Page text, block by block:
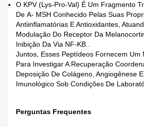
O KPV (Lys-Pro-Val) É Um Fragmento
De Α- MSH Conhecido Pelas Suas
Antiinflamatórias E Antioxidantes,
Modulação Do Receptor Da
Inibição Da Via NF-ΚB..
Juntos, Esses Peptídeos Fornecem Um
Para Investigar A Recuperação
Deposição De Colágeno, Angiogênese
Imunológico Sob Condições De
Perguntas Frequentes